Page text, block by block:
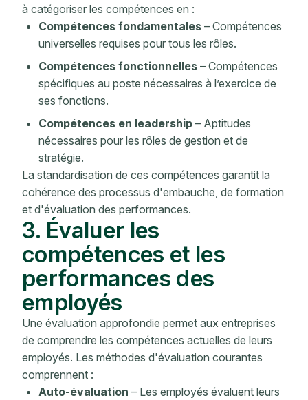
à catégoriser les compétences en :
Compétences fondamentales – Compétences
universelles requises pour tous les rôles.
Compétences fonctionnelles – Compétences
spécifiques au poste nécessaires à l’exercice de
ses fonctions.
Compétences en leadership – Aptitudes
nécessaires pour les rôles de gestion et de
stratégie.
La standardisation de ces compétences garantit la
cohérence des processus d'embauche, de formation
et d'évaluation des performances.
3. Évaluer les
compétences et les
performances des
employés
Une évaluation approfondie permet aux entreprises
de comprendre les compétences actuelles de leurs
employés. Les méthodes d'évaluation courantes
comprennent :
Auto-évaluation – Les employés évaluent leurs